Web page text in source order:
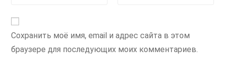
Сохранить моё имя, email и адрес сайта в этом
браузере для последующих моих комментариев.